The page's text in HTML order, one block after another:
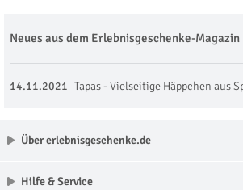
Neues aus dem Erlebnisgeschenke-Magazin
14.11.2021 Tapas - Vielseitige Häppchen aus
Über erlebnisgeschenke.de
Hilfe & Service